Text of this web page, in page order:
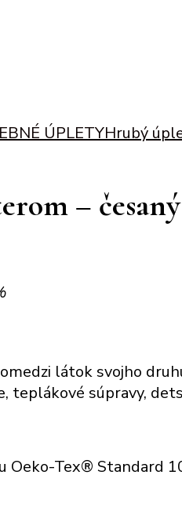
ÚPLETYHrubý
–
látok svojho
teplákové súpravy,
Oeko-Tex® Standard